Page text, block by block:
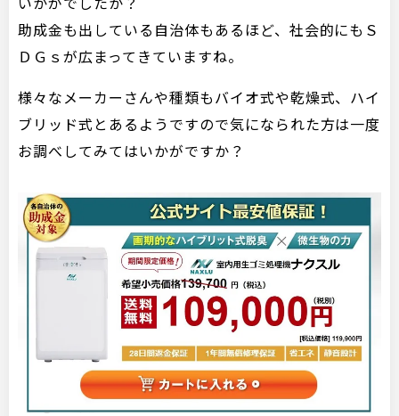
助成金も出している自治体もあるほど、社会的にもＳ
ＤＧｓが広まってきていますね。
様々なメーカーさんや種類もバイオ式や乾燥式、ハイ
ブリッド式とあるようですので気になられた方は一度
お調べしてみてはいかがですか？